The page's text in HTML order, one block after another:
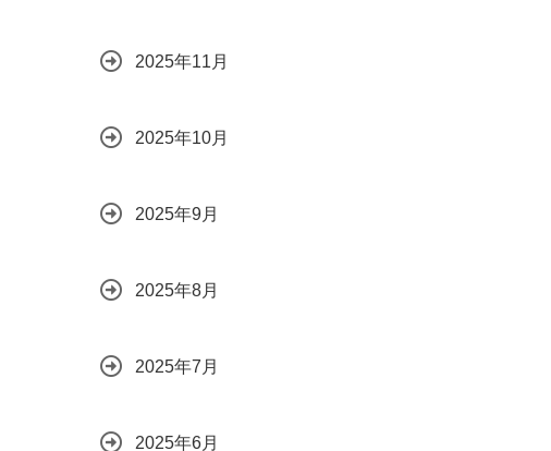
2025年11月
2025年10月
2025年9月
2025年8月
2025年7月
2025年6月